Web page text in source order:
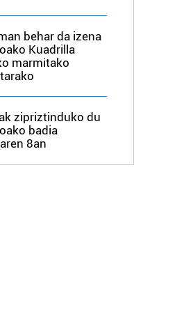
behar da izena
Kuadrilla
marmitako
zipriztinduko du
badia
8an